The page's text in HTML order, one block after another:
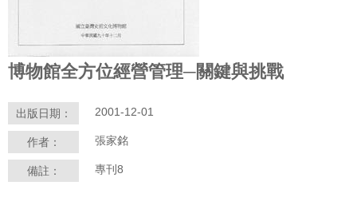
習
探
認
我
們
博物館全方位經營管理─關鍵與挑戰
出版日期： 2001-12-01
作者： 張家銘
備註： 專刊8